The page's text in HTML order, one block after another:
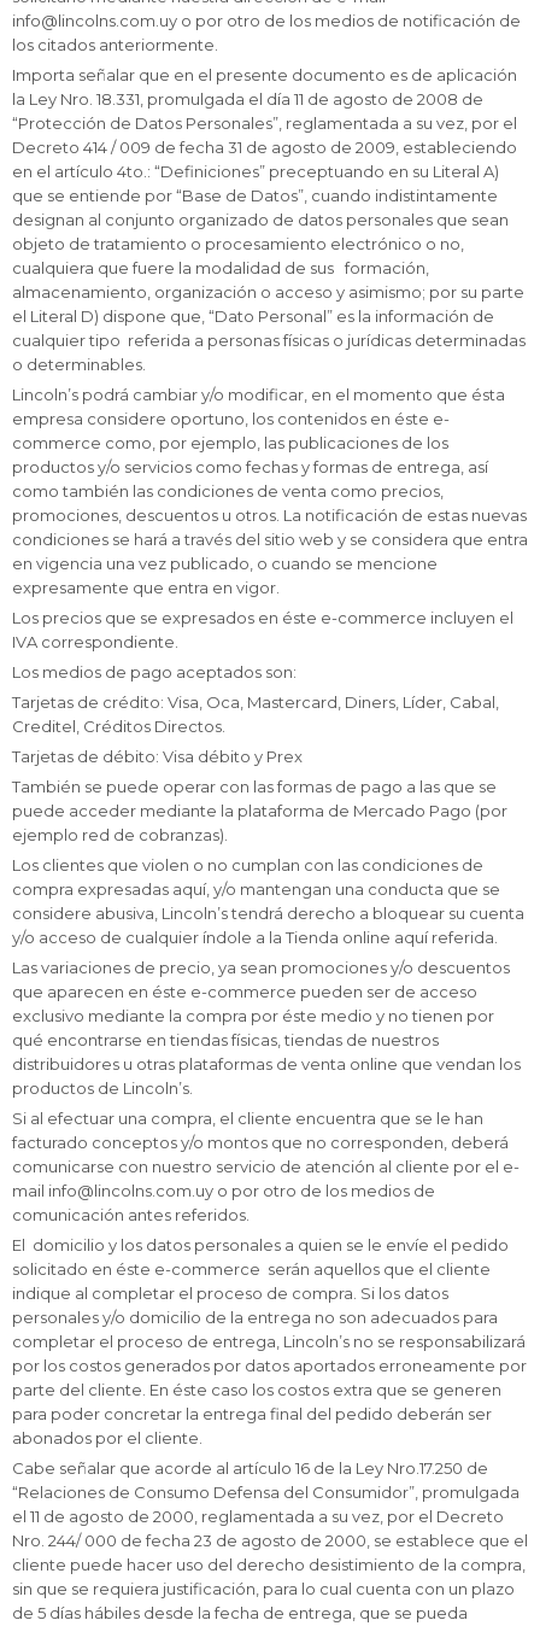
info@lincolns.com.uy o por otro de los medios de notificación de
los citados anteriormente.
Importa señalar que en el presente documento es de aplicación
la Ley Nro. 18.331, promulgada el día 11 de agosto de 2008 de
“Protección de Datos Personales”, reglamentada a su vez, por el
Decreto 414 / 009 de fecha 31 de agosto de 2009, estableciendo
en el artículo 4to.: “Definiciones” preceptuando en su Literal A)
que se entiende por “Base de Datos”, cuando indistintamente
designan al conjunto organizado de datos personales que sean
objeto de tratamiento o procesamiento electrónico o no,
cualquiera que fuere la modalidad de sus formación,
almacenamiento, organización o acceso y asimismo; por su parte
el Literal D) dispone que, “Dato Personal” es la información de
cualquier tipo referida a personas físicas o jurídicas determinadas
o determinables.
Lincoln’s podrá cambiar y/o modificar, en el momento que ésta
empresa considere oportuno, los contenidos en éste e-
commerce como, por ejemplo, las publicaciones de los
productos y/o servicios como fechas y formas de entrega, así
como también las condiciones de venta como precios,
promociones, descuentos u otros. La notificación de estas nuevas
condiciones se hará a través del sitio web y se considera que entra
en vigencia una vez publicado, o cuando se mencione
expresamente que entra en vigor.
Los precios que se expresados en éste e-commerce incluyen el
IVA correspondiente.
Los medios de pago aceptados son:
Tarjetas de crédito: Visa, Oca, Mastercard, Diners, Líder, Cabal,
Creditel, Créditos Directos.
Tarjetas de débito: Visa débito y Prex
También se puede operar con las formas de pago a las que se
puede acceder mediante la plataforma de Mercado Pago (por
ejemplo red de cobranzas).
Los clientes que violen o no cumplan con las condiciones de
compra expresadas aquí, y/o mantengan una conducta que se
considere abusiva, Lincoln’s tendrá derecho a bloquear su cuenta
y/o acceso de cualquier índole a la Tienda online aquí referida.
Las variaciones de precio, ya sean promociones y/o descuentos
que aparecen en éste e-commerce pueden ser de acceso
exclusivo mediante la compra por éste medio y no tienen por
qué encontrarse en tiendas físicas, tiendas de nuestros
distribuidores u otras plataformas de venta online que vendan los
productos de Lincoln’s.
Si al efectuar una compra, el cliente encuentra que se le han
facturado conceptos y/o montos que no corresponden, deberá
comunicarse con nuestro servicio de atención al cliente por el e-
mail info@lincolns.com.uy o por otro de los medios de
comunicación antes referidos.
El domicilio y los datos personales a quien se le envíe el pedido
solicitado en éste e-commerce serán aquellos que el cliente
indique al completar el proceso de compra. Si los datos
personales y/o domicilio de la entrega no son adecuados para
completar el proceso de entrega, Lincoln’s no se responsabilizará
por los costos generados por datos aportados erroneamente por
parte del cliente. En éste caso los costos extra que se generen
para poder concretar la entrega final del pedido deberán ser
abonados por el cliente.
Cabe señalar que acorde al artículo 16 de la Ley Nro.17.250 de
“Relaciones de Consumo Defensa del Consumidor”, promulgada
el 11 de agosto de 2000, reglamentada a su vez, por el Decreto
Nro. 244/ 000 de fecha 23 de agosto de 2000, se establece que el
cliente puede hacer uso del derecho desistimiento de la compra,
sin que se requiera justificación, para lo cual cuenta con un plazo
de 5 días hábiles desde la fecha de entrega, que se pueda